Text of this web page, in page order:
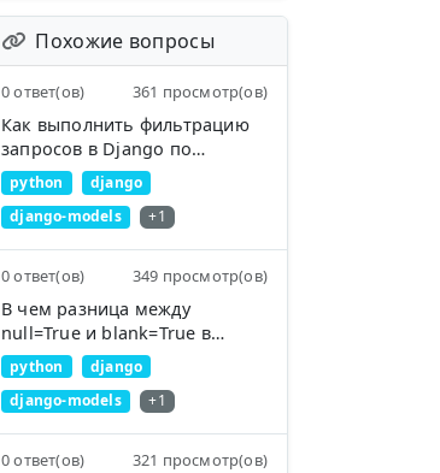
Похожие вопросы
0 ответ(ов) 361 просмотр(ов)
Как выполнить фильтрацию
запросов в Django по
условию "не равно"?
python
django
django-models
+1
0 ответ(ов) 349 просмотр(ов)
В чем разница между
null=True и blank=True в
Django?
python
django
django-models
+1
0 ответ(ов) 321 просмотр(ов)